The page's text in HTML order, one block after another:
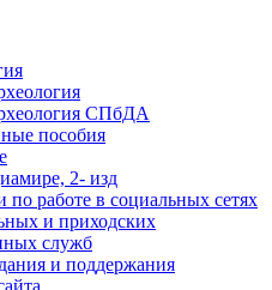
СПбДА
пособия
2- изд
по работе в социальных сетях
и приходских
служб
и поддержания